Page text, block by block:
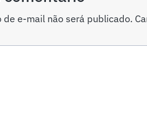
de e-mail não será publicado.